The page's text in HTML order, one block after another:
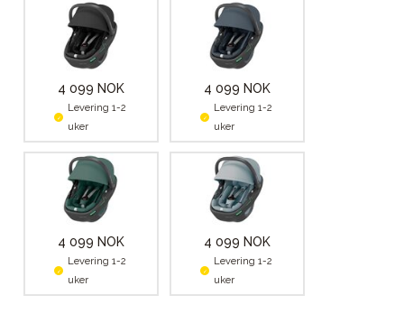
4 099 NOK
Levering 1-2
uker
4 099 NOK
Levering 1-2
uker
4 099 NOK
Levering 1-2
uker
4 099 NOK
Levering 1-2
uker